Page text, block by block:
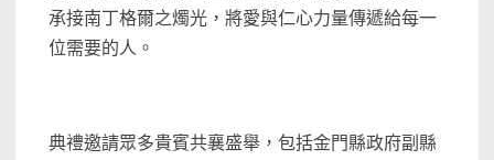
承接南丁格爾之燭光，將愛與仁心力量傳遞給每一
位需要的人。
典禮邀請眾多貴賓共襄盛舉，包括金門縣政府副縣